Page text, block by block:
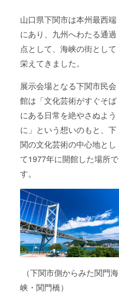
山口県下関市は本州最西端
にあり、九州へわたる通過
点として、海峡の街として
栄えてきました。
展示会場となる下関市民会
館は「文化芸術がすぐそば
にある日常を絶やさぬよう
に」という想いのもと、下
関の文化芸術の中心地とし
て1977年に開館した場所で
す。
（下関市側からみた関門海
峡・関門橋）